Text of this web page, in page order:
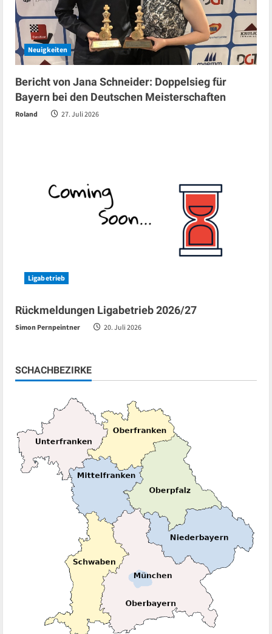
Neuigkeiten
Bericht von Jana Schneider: Doppelsieg für
Bayern bei den Deutschen Meisterschaften
Roland 27. Juli 2026
Ligabetrieb
Rückmeldungen Ligabetrieb 2026/27
Simon Pernpeintner 20. Juli 2026
SCHACHBEZIRKE